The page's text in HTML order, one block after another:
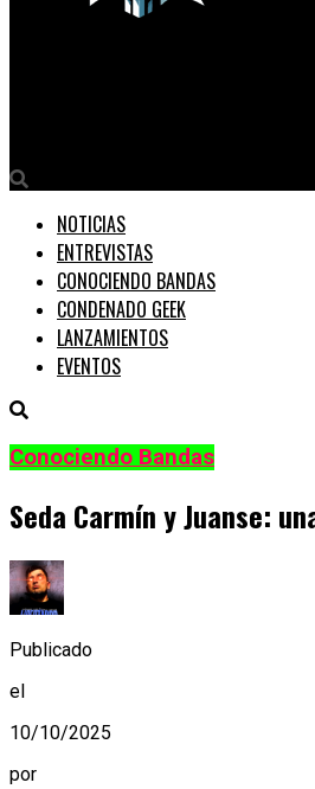
NOTICIAS
ENTREVISTAS
CONOCIENDO BANDAS
CONDENADO GEEK
LANZAMIENTOS
EVENTOS
Conociendo Bandas
Seda Carmín y Juanse:
Publicado
el
10/10/2025
por